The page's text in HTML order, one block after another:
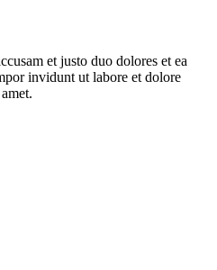
et justo duo dolores et ea
invidunt ut labore et dolore